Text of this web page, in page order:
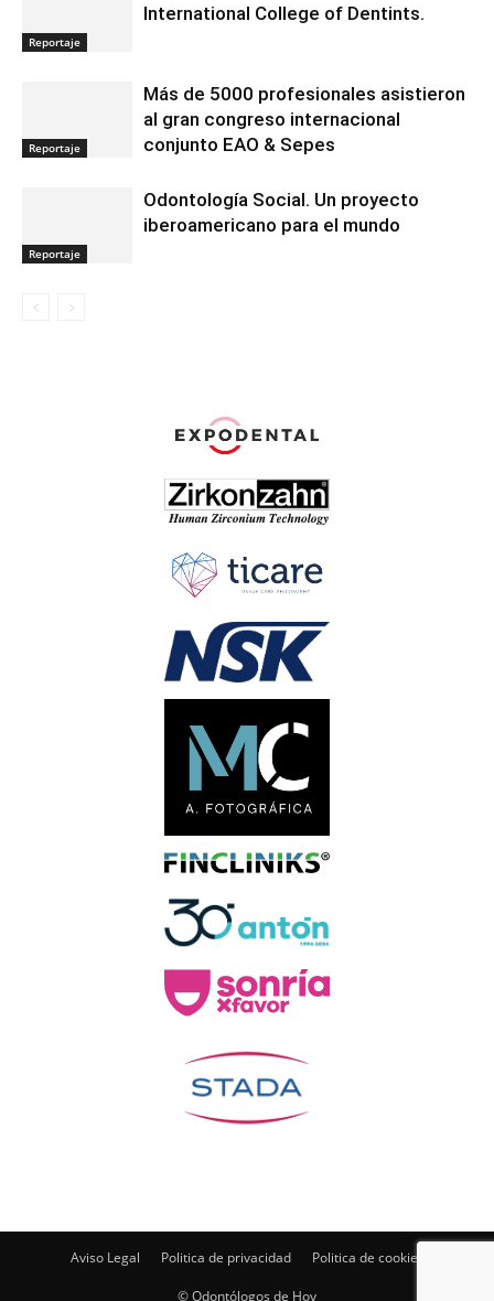
Reportaje
International College of Dentints.
Reportaje
Más de 5000 profesionales asistieron
al gran congreso internacional
conjunto EAO & Sepes
Reportaje
Odontología Social. Un proyecto
iberoamericano para el mundo
Aviso Legal Politica de privacidad Politica de cookies
© Odontólogos de Hoy